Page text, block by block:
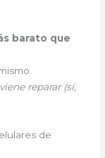
barato que
reparar (sí,
de